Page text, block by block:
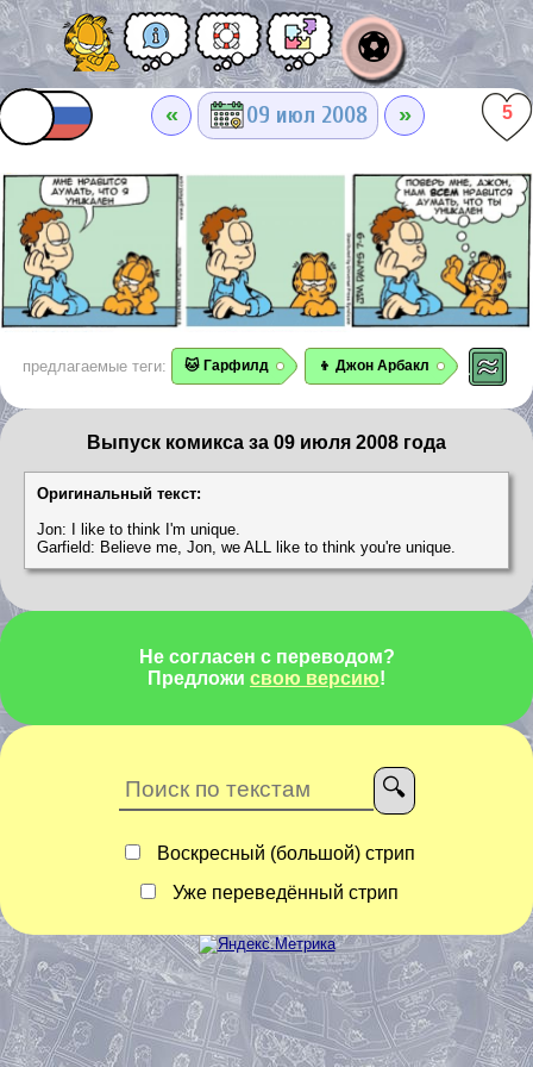
⚽
« 09 июл 2008 » 5
предлагаемые теги: 🐱 Гарфилд 👦 Джон Арбакл
Выпуск комикса за 09 июля 2008 года
Оригинальный текст:
Jon: I like to think I'm unique.
Garfield: Believe me, Jon, we ALL like to think you're unique.
Не согласен с переводом?
Предложи свою версию!
Воскресный (большой) стрип
Уже переведённый стрип